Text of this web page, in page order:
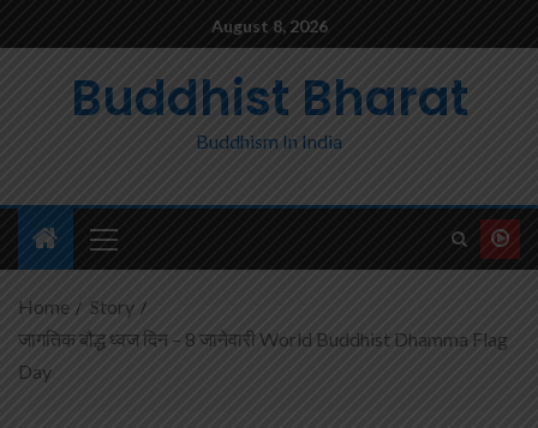
August 8, 2026
Buddhist Bharat
Buddhism In India
Home
Story
जागतिक बौद्ध ध्वज दिन – 8 जानेवारी World Buddhist Dhamma Flag
Day